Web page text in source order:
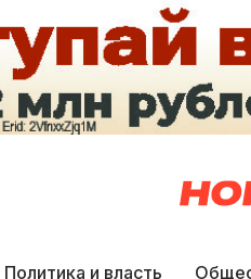
Политика и власть